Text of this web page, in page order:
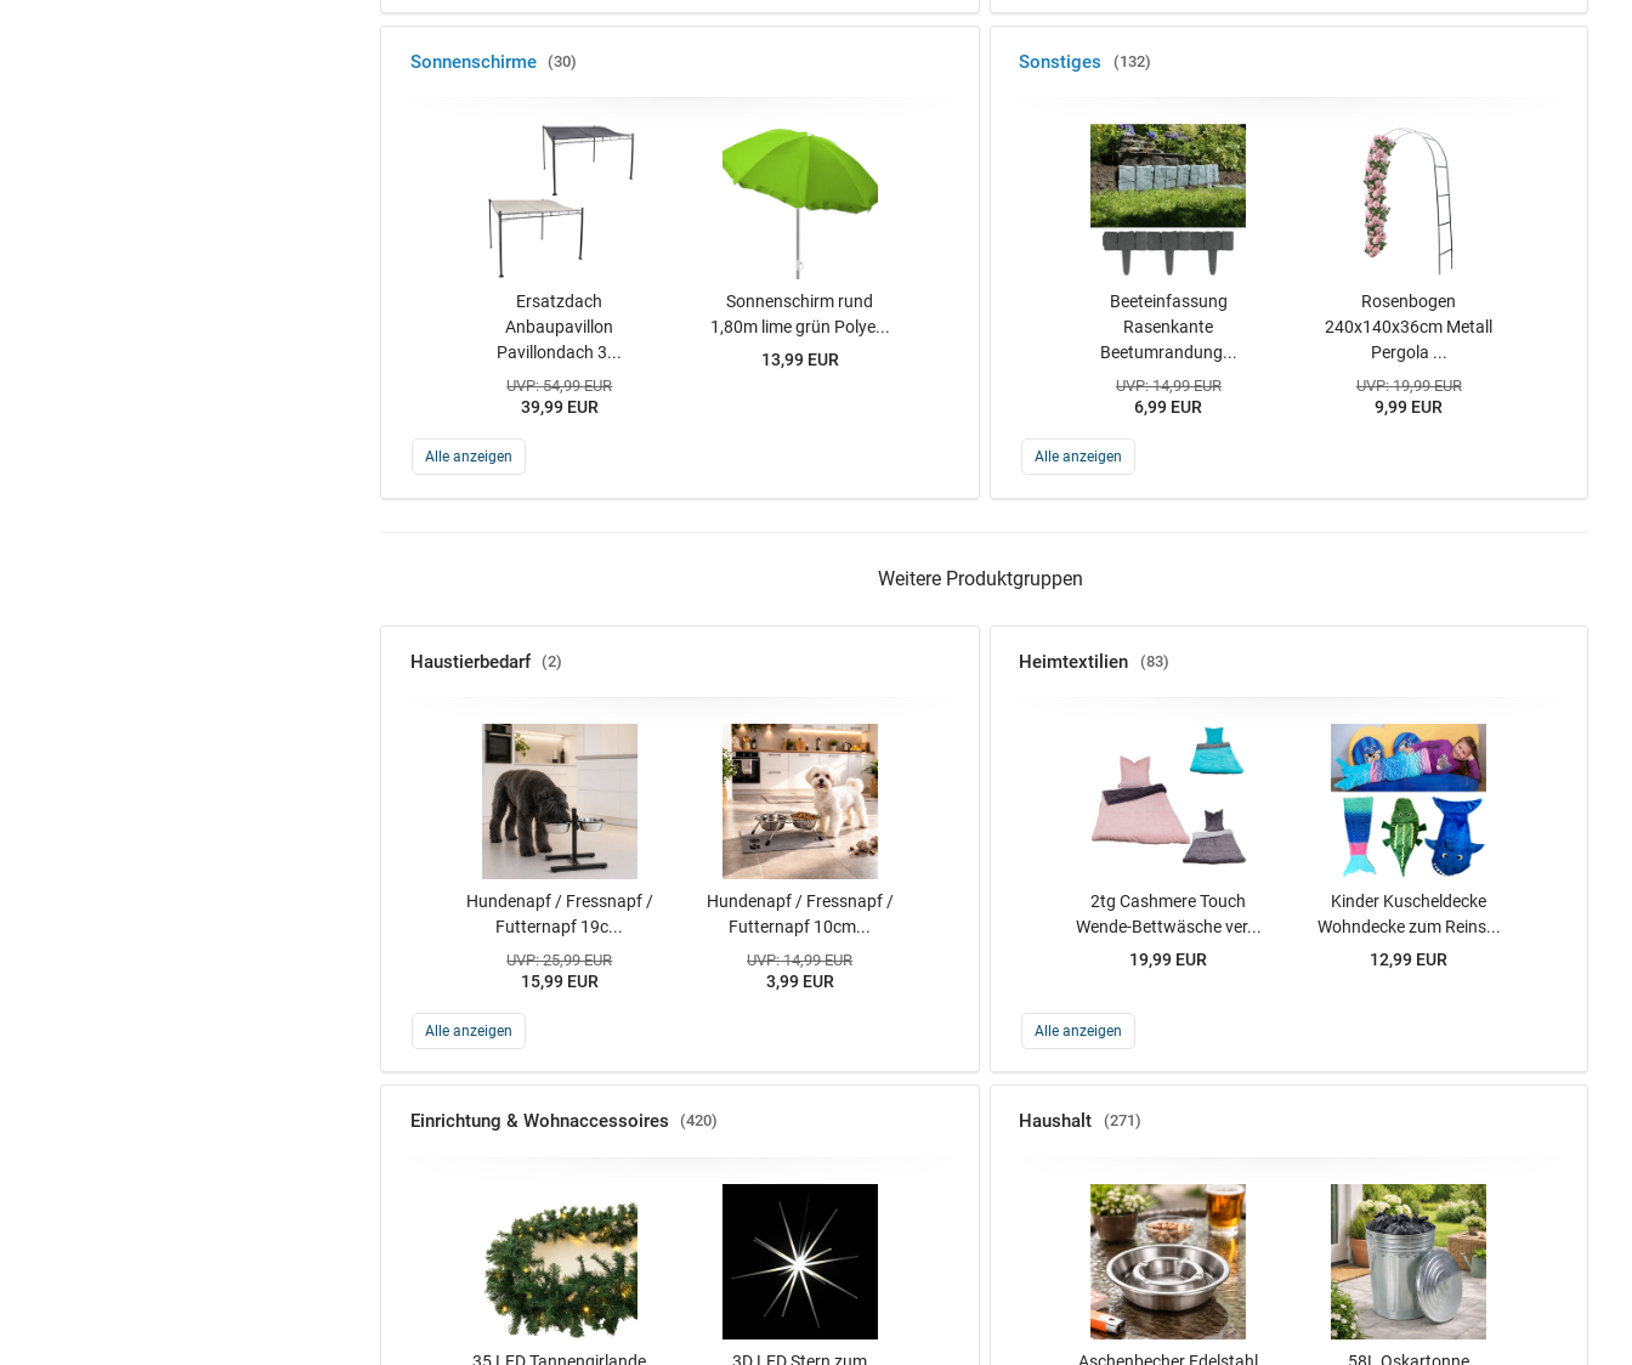
Sonnenschirme 30
Ersatzdach
Anbaupavillon
Pavillondach 3...
UVP: 54,99 EUR
39,99 EUR
Sonnenschirm rund
1,80m lime grün Polye...
13,99 EUR
Alle anzeigen
Sonstiges 132
Beeteinfassung
Rasenkante
Beetumrandung...
UVP: 14,99 EUR
6,99 EUR
Rosenbogen
240x140x36cm Metall
Pergola ...
UVP: 19,99 EUR
9,99 EUR
Alle anzeigen
Weitere Produktgruppen
Haustierbedarf 2
Hundenapf / Fressnapf /
Futternapf 19c...
UVP: 25,99 EUR
15,99 EUR
Hundenapf / Fressnapf /
Futternapf 10cm...
UVP: 14,99 EUR
3,99 EUR
Alle anzeigen
Heimtextilien 83
2tg Cashmere Touch
Wende-Bettwäsche ver...
19,99 EUR
Kinder Kuscheldecke
Wohndecke zum Reins...
12,99 EUR
Alle anzeigen
Einrichtung & Wohnaccessoires 420
35 LED Tannengirlande 3D LED Stern zum
Haushalt 271
Aschenbecher Edelstahl 58L Oskartonne